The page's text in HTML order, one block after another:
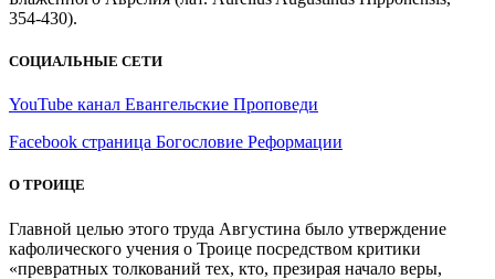
354-430).
СОЦИАЛЬНЫЕ СЕТИ
YouTube канал Евангельские Проповеди
Facebook страница Богословие Реформации
О ТРОИЦЕ
Главной целью этого труда Августина было утверждение
кафолического учения о Троице посредством критики
«превратных толкований тех, кто, презирая начало веры,